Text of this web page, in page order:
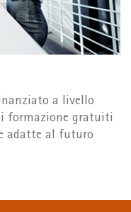
a livello
formazione gratuiti
adatte al futuro